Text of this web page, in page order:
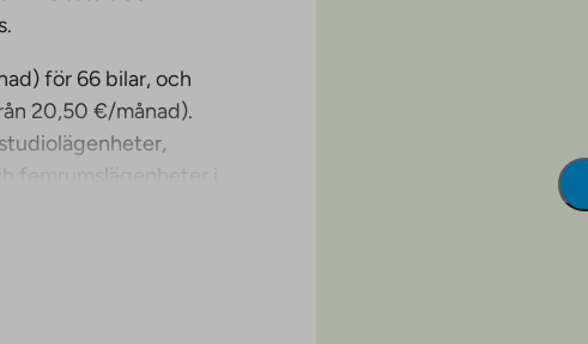
för 66 bilar, och
20,50 €/månad).
femrumslägenheter i